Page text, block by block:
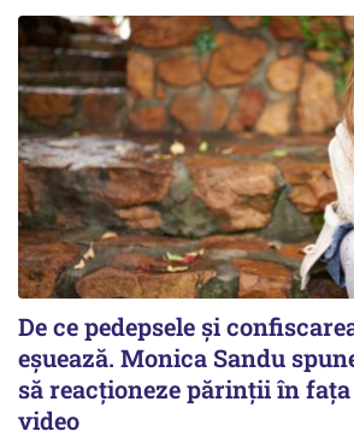
De ce pedepsele și
eșuează. Monica Sandu
să reacționeze părinții în
video